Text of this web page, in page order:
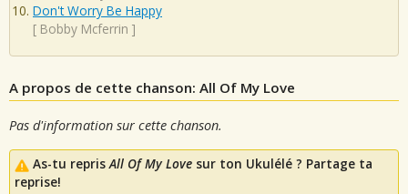
Don't Worry Be Happy
[ Bobby Mcferrin ]
A propos de cette chanson: All Of My Love
Pas d'information sur cette chanson.
As-tu reprisAll Of My Love sur ton Ukulélé ? Partage ta
reprise!